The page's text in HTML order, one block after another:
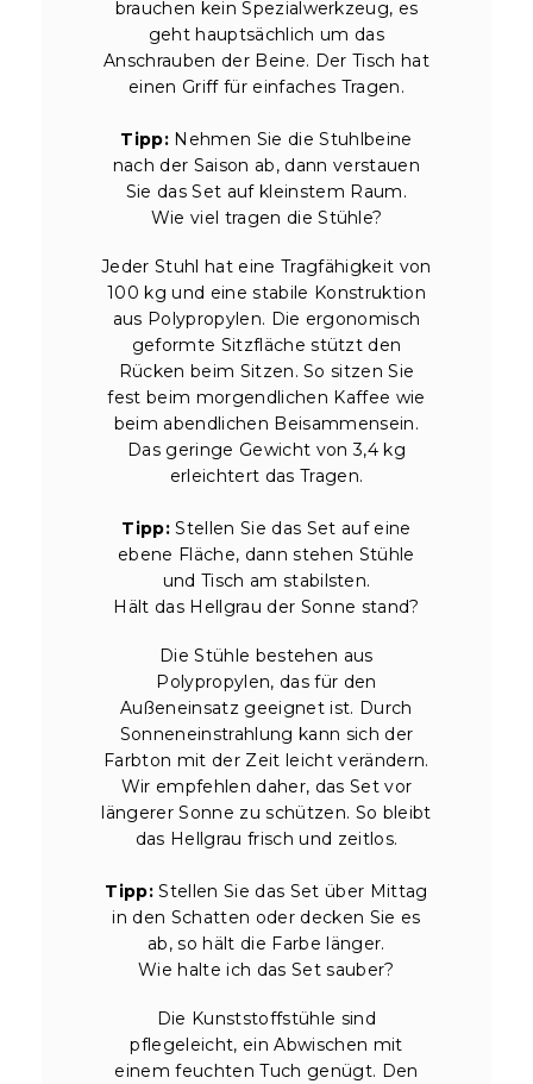
brauchen kein Spezialwerkzeug, es
geht hauptsächlich um das
Anschrauben der Beine. Der Tisch hat
einen Griff für einfaches Tragen.
Tipp: Nehmen Sie die Stuhlbeine
nach der Saison ab, dann verstauen
Sie das Set auf kleinstem Raum.
Wie viel tragen die Stühle?
Jeder Stuhl hat eine Tragfähigkeit von
100 kg und eine stabile Konstruktion
aus Polypropylen. Die ergonomisch
geformte Sitzfläche stützt den
Rücken beim Sitzen. So sitzen Sie
fest beim morgendlichen Kaffee wie
beim abendlichen Beisammensein.
Das geringe Gewicht von 3,4 kg
erleichtert das Tragen.
Tipp: Stellen Sie das Set auf eine
ebene Fläche, dann stehen Stühle
und Tisch am stabilsten.
Hält das Hellgrau der Sonne stand?
Die Stühle bestehen aus
Polypropylen, das für den
Außeneinsatz geeignet ist. Durch
Sonneneinstrahlung kann sich der
Farbton mit der Zeit leicht verändern.
Wir empfehlen daher, das Set vor
längerer Sonne zu schützen. So bleibt
das Hellgrau frisch und zeitlos.
Tipp: Stellen Sie das Set über Mittag
in den Schatten oder decken Sie es
ab, so hält die Farbe länger.
Wie halte ich das Set sauber?
Die Kunststoffstühle sind
pflegeleicht, ein Abwischen mit
einem feuchten Tuch genügt. Den